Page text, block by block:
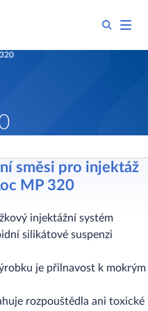
směsi pro injektáž
MP 320
injektážní systém
silikátové suspenzi
je přilnavost k mokrým
rozpouštědla ani toxické